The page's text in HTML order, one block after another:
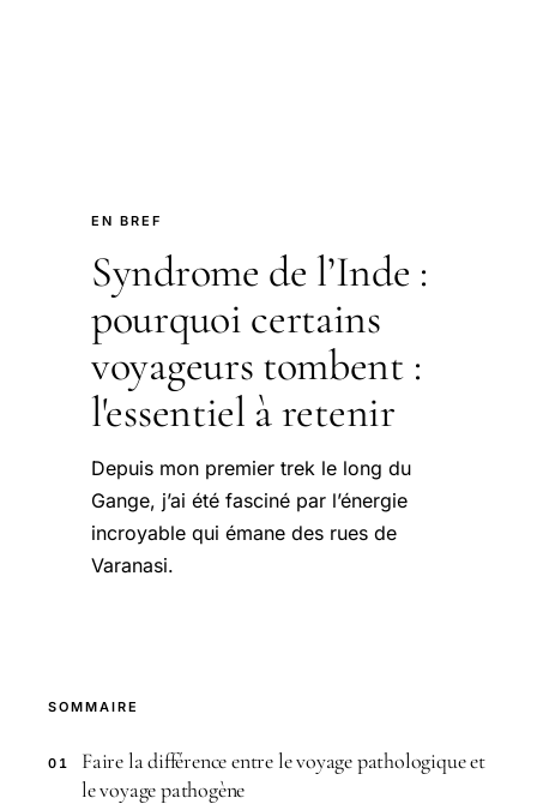
EN BREF
Syndrome de l’Inde :
pourquoi certains
voyageurs tombent :
l'essentiel à retenir
Depuis mon premier trek le long du
Gange, j’ai été fasciné par l’énergie
incroyable qui émane des rues de
Varanasi.
SOMMAIRE
01
Faire la différence entre le voyage pathologique et
le voyage pathogène